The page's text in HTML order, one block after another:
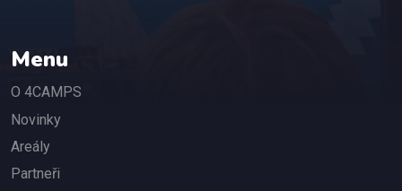
Menu
O 4CAMPS
Novinky
Areály
Partneři